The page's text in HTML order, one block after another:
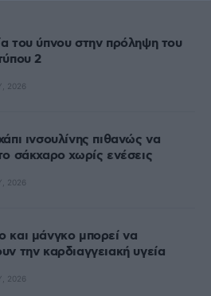
του ύπνου στην πρόληψη του
2
2026
ινσουλίνης πιθανώς να
σάκχαρο χωρίς ενέσεις
2026
και μάνγκο μπορεί να
την καρδιαγγειακή υγεία
2026